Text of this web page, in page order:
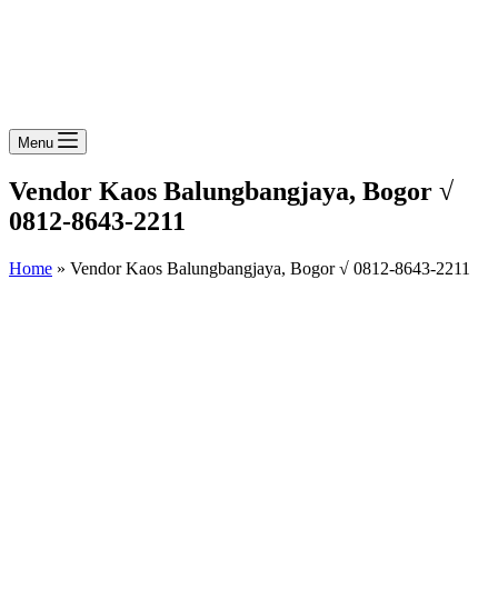
Menu
Vendor Kaos Balungbangjaya, Bogor √
0812-8643-2211
Home » Vendor Kaos Balungbangjaya, Bogor √ 0812-8643-2211